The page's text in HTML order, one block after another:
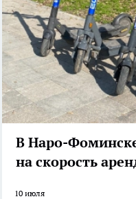
В Наро-
на скорость
10 июля